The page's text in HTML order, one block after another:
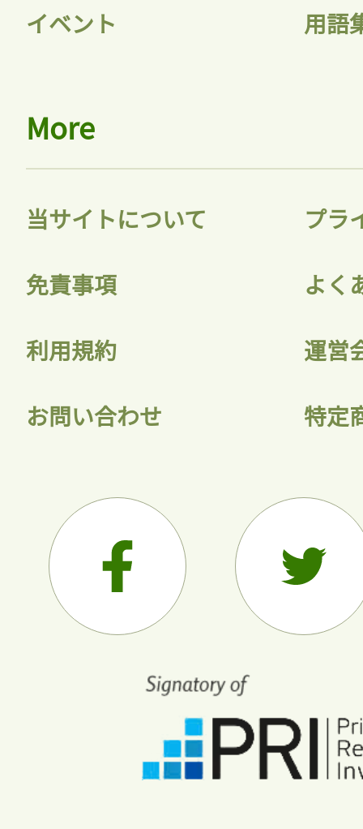
イベント 用語
More
当サイトについて プラ
免責事項 よく
利用規約 運営
お問い合わせ 特定